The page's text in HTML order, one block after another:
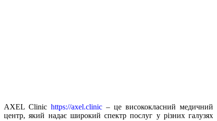
AXEL Clinic https://axel.clinic – це висококласний медичний
центр, який надає широкий спектр послуг у різних галузях